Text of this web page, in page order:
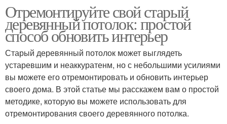
Отремонтируйте свой старый
деревянный потолок: простой
способ обновить интерьер
Старый деревянный потолок может выглядеть
устаревшим и неаккуратенм, но с небольшими усилиями
вы можете его отремонтировать и обновить интерьер
своего дома. В этой статье мы расскажем вам о простой
методике, которую вы можете использовать для
отремонтирования своего деревянного потолка.